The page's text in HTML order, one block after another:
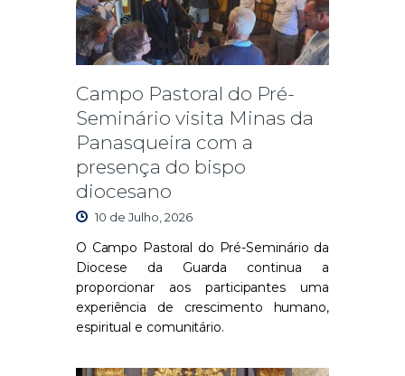
Campo Pastoral do Pré-
Seminário visita Minas da
Panasqueira com a
presença do bispo
diocesano
10 de Julho, 2026
O Campo Pastoral do Pré-Seminário da
Diocese da Guarda continua a
proporcionar aos participantes uma
experiência de crescimento humano,
espiritual e comunitário.